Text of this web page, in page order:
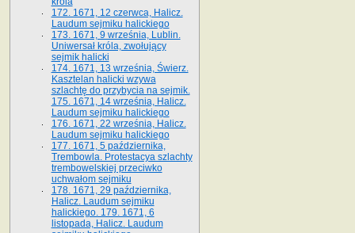
172. 1671, 12 czerwca, Halicz.
Laudum sejmiku halickiego
173. 1671, 9 września, Lublin.
Uniwersał króla, zwołujący
sejmik halicki
174. 1671, 13 września, Świerz.
Kasztelan halicki wzywa
szlachtę do przybycia na sejmik.
175. 1671, 14 września, Halicz.
Laudum sejmiku halickiego
176. 1671, 22 września, Halicz.
Laudum sejmiku halickiego
177. 1671, 5 października,
Trembowla. Protestacya szlachty
trembowelskiej przeciwko
uchwałom sejmiku
178. 1671, 29 października,
Halicz. Laudum sejmiku
halickiego. 179. 1671, 6
listopada, Halicz. Laudum